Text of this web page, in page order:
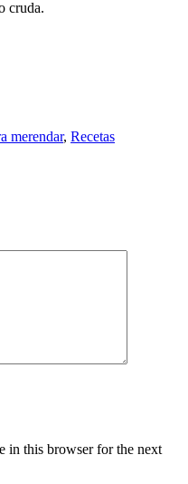
cruda.
merendar, Recetas
in this browser for the next